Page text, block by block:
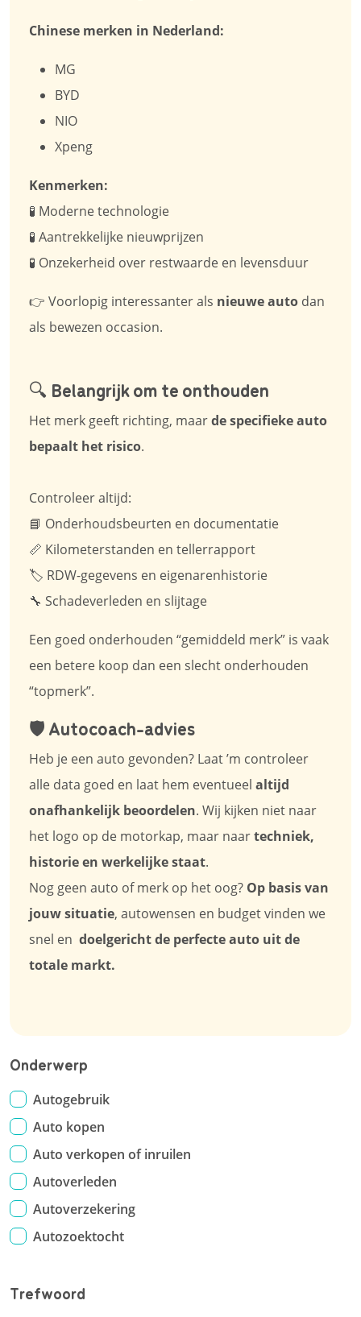
Chinese merken in Nederland:
MG
BYD
NIO
Xpeng
Kenmerken:
🧪 Moderne technologie
🧪 Aantrekkelijke nieuwprijzen
🧪 Onzekerheid over restwaarde en levensduur
👉 Voorlopig interessanter als nieuwe auto dan
als bewezen occasion.
🔍 Belangrijk om te onthouden
Het merk geeft richting, maarde specifieke auto
bepaalt het risico.
Controleer altijd:
📘 Onderhoudsbeurten en documentatie
📏 Kilometerstanden en tellerrapport
🏷️ RDW-gegevens en eigenarenhistorie
🔧 Schadeverleden en slijtage
Een goed onderhouden “gemiddeld merk” is vaak
een betere koop dan een slecht onderhouden
“topmerk”.
🛡️ Autocoach-advies
Heb je een auto gevonden? Laat ’m controleer
alle data goed en laat hem eventueel altijd
onafhankelijk beoordelen. Wij kijken niet naar
het logo op de motorkap, maar naartechniek,
historie en werkelijke staat.
Nog geen auto of merk op het oog? Op basis van
jouw situatie, autowensen en budget vinden we
snel en doelgericht de perfecte auto uit de
totale markt.
Onderwerp
Autogebruik
Auto kopen
Auto verkopen of inruilen
Autoverleden
Autoverzekering
Autozoektocht
Trefwoord